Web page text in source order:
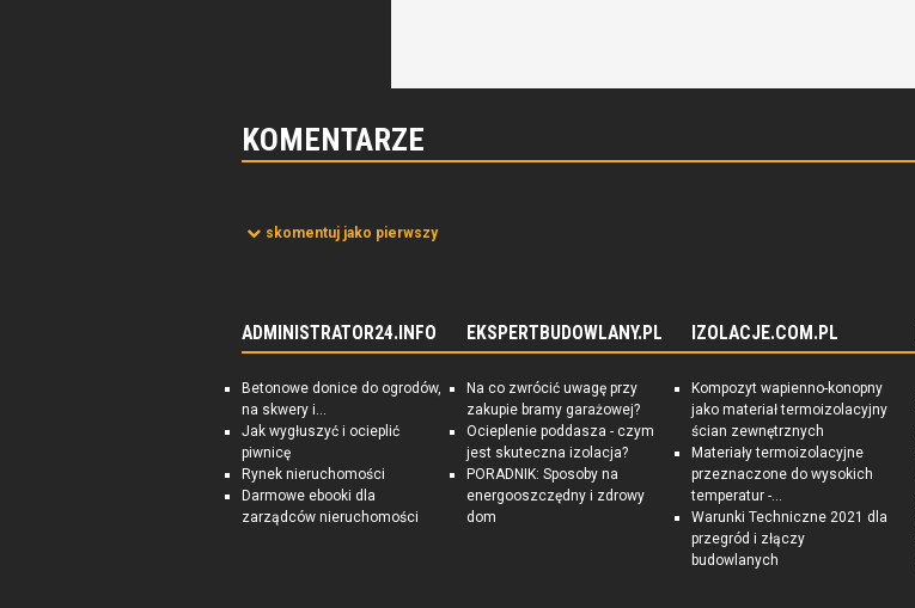
KOMENTARZE
skomentuj jako pierwszy
ADMINISTRATOR24.INFO
Betonowe donice do ogrodów,
na skwery i...
Jak wygłuszyć i ocieplić
piwnicę
Rynek nieruchomości
Darmowe ebooki dla
zarządców nieruchomości
EKSPERTBUDOWLANY.PL
Na co zwrócić uwagę przy
zakupie bramy garażowej?
Ocieplenie poddasza - czym
jest skuteczna izolacja?
PORADNIK: Sposoby na
energooszczędny i zdrowy
dom
IZOLACJE.COM.PL
Kompozyt wapienno-konopny
jako materiał termoizolacyjny
ścian zewnętrznych
Materiały termoizolacyjne
przeznaczone do wysokich
temperatur -...
Warunki Techniczne 2021 dla
przegród i złączy
budowlanych